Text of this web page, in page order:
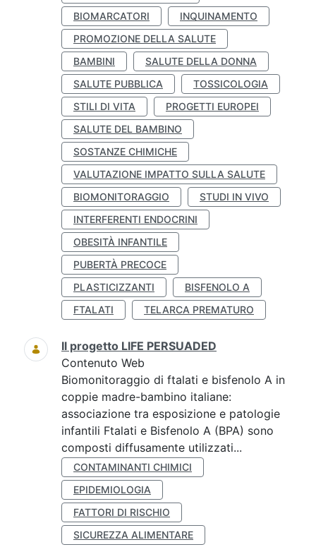
BIOMARCATORI
INQUINAMENTO
PROMOZIONE DELLA SALUTE
BAMBINI
SALUTE DELLA DONNA
SALUTE PUBBLICA
TOSSICOLOGIA
STILI DI VITA
PROGETTI EUROPEI
SALUTE DEL BAMBINO
SOSTANZE CHIMICHE
VALUTAZIONE IMPATTO SULLA SALUTE
BIOMONITORAGGIO
STUDI IN VIVO
INTERFERENTI ENDOCRINI
OBESITÀ INFANTILE
PUBERTÀ PRECOCE
PLASTICIZZANTI
BISFENOLO A
FTALATI
TELARCA PREMATURO
Il progetto LIFE PERSUADED
Contenuto Web
Biomonitoraggio di ftalati e bisfenolo A in
coppie madre-bambino italiane:
associazione tra esposizione e patologie
infantili Ftalati e Bisfenolo A (BPA) sono
composti diffusamente utilizzati...
CONTAMINANTI CHIMICI
EPIDEMIOLOGIA
FATTORI DI RISCHIO
SICUREZZA ALIMENTARE